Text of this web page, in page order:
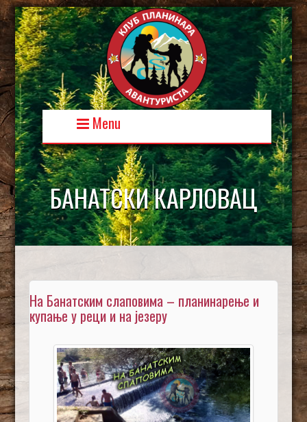
Skip
to
content
Menu
БАНАТСКИ КАРЛОВАЦ
На Банатским слаповима – планинарење и
купање у реци и на језеру